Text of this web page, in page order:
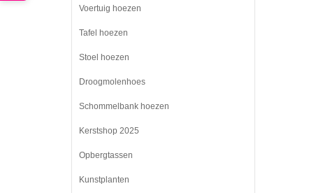
Voertuig hoezen
Tafel hoezen
Stoel hoezen
Droogmolenhoes
Schommelbank hoezen
Kerstshop 2025
Opbergtassen
Kunstplanten